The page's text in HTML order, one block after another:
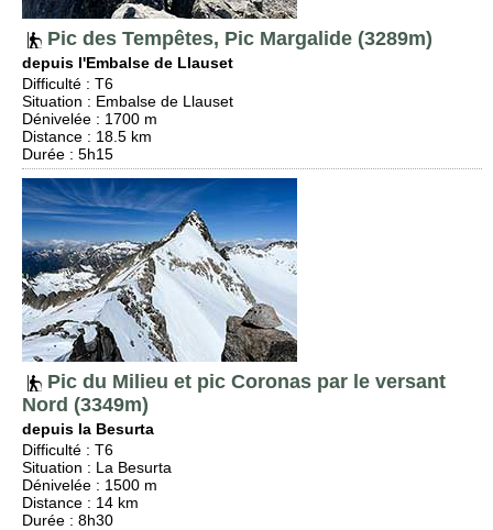
Pic des Tempêtes, Pic Margalide (3289m)
depuis l'Embalse de Llauset
Difficulté : T6
Situation : Embalse de Llauset
Dénivelée : 1700 m
Distance : 18.5 km
Durée : 5h15
Pic du Milieu et pic Coronas par le versant
Nord (3349m)
depuis la Besurta
Difficulté : T6
Situation : La Besurta
Dénivelée : 1500 m
Distance : 14 km
Durée : 8h30